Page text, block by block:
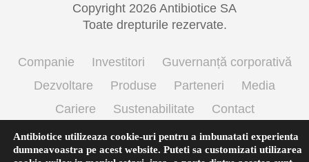
Copyright 2026 Antibiotice SA
Toate drepturile rezervate.
Companie Investitori
Guvernanță corporativă
Dezvoltare
Produse Parteneri
Media
Cariere
Sustenabilitate
Contact
Termeni si conditii de utilizare
Politica cookie
Prelucrarea datelor cu caracter personal
Antibiotice utilizeaza cookie-uri pentru a imbunatati experienta
dumneavoastra pe acest website. Puteti sa customizati utilizarea